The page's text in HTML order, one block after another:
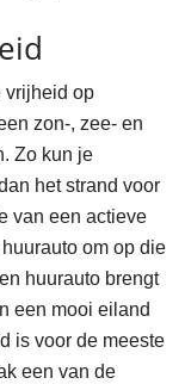
vrijheid op
zon-, zee- en
Zo kun je
het strand voor
van een actieve
om op die
huurauto brengt
een mooi eiland
is voor de meeste
een van de